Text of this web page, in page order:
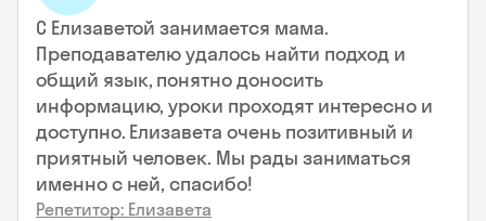
С Елизаветой занимается мама.
Преподавателю удалось найти подход и
общий язык, понятно доносить
информацию, уроки проходят интересно и
доступно. Елизавета очень позитивный и
приятный человек. Мы рады заниматься
именно с ней, спасибо!
Репетитор: Елизавета